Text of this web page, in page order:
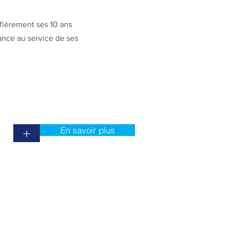
ses 10 ans
au service de ses
+ En savoir plus